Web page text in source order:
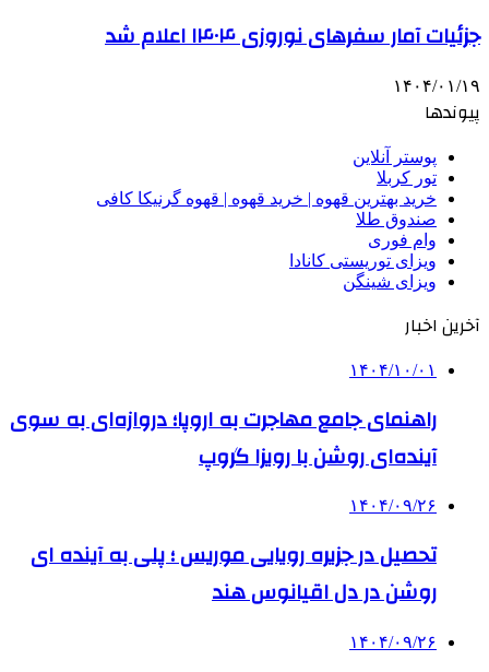
جزئیات آمار سفرهای نوروزی ۱۴۰۴ اعلام شد
۱۴۰۴/۰۱/۱۹
پیوندها
پوستر آنلاین
تور کربلا
خرید بهترین قهوه | خرید قهوه | قهوه گرنیکا کافی
صندوق طلا
وام فوری
ویزای توریستی کانادا
ویزای شینگن
آخرین اخبار
۱۴۰۴/۱۰/۰۱
راهنمای جامع مهاجرت به اروپا؛ دروازه‌ای به سوی
آینده‌ای روشن با رویزا گروپ
۱۴۰۴/۰۹/۲۶
تحصیل در جزیره رویایی موریس ؛ پلی به آینده ‌ای
روشن در دل اقیانوس ‌هند
۱۴۰۴/۰۹/۲۶